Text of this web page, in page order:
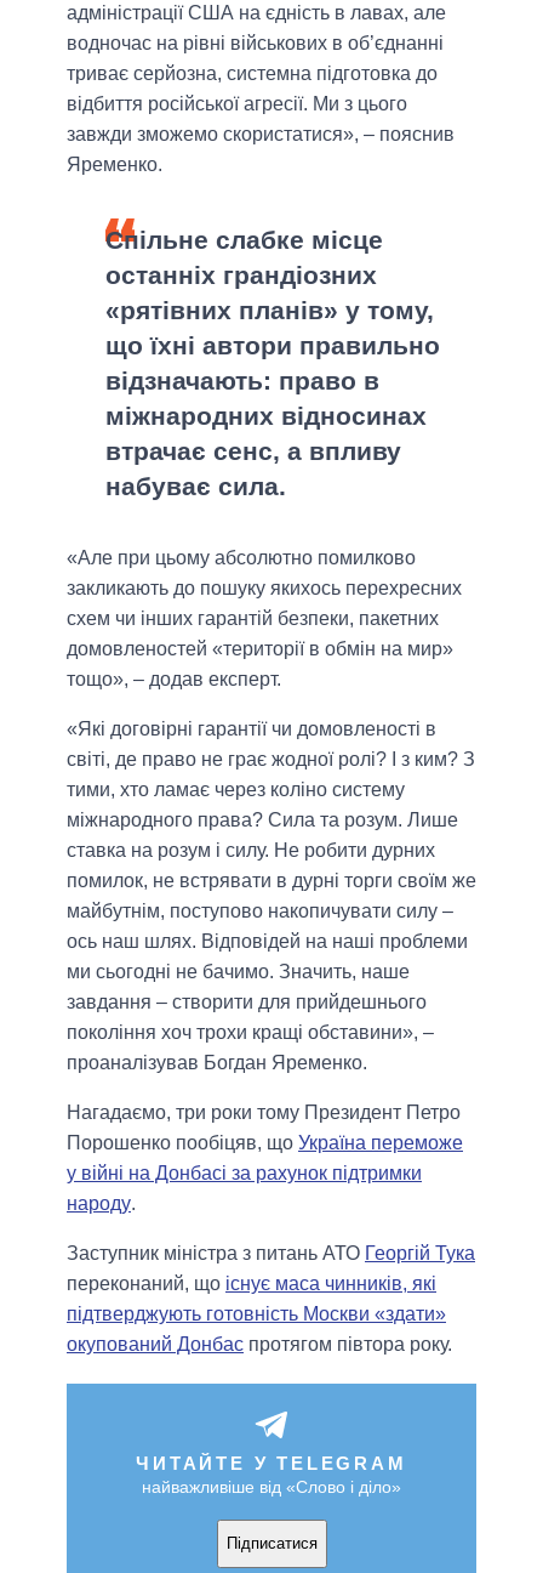
адміністрації США на єдність в лавах, але
водночас на рівні військових в об’єднанні
триває серйозна, системна підготовка до
відбиття російської агресії. Ми з цього
завжди зможемо скористатися», – пояснив
Яременко.
Спільне слабке місце
останніх грандіозних
«рятівних планів» у тому,
що їхні автори правильно
відзначають: право в
міжнародних відносинах
втрачає сенс, а впливу
набуває сила.
«Але при цьому абсолютно помилково
закликають до пошуку якихось перехресних
схем чи інших гарантій безпеки, пакетних
домовленостей «території в обмін на мир»
тощо», – додав експерт.
«Які договірні гарантії чи домовленості в
світі, де право не грає жодної ролі? І з ким? З
тими, хто ламає через коліно систему
міжнародного права? Сила та розум. Лише
ставка на розум і силу. Не робити дурних
помилок, не встрявати в дурні торги своїм же
майбутнім, поступово накопичувати силу –
ось наш шлях. Відповідей на наші проблеми
ми сьогодні не бачимо. Значить, наше
завдання – створити для прийдешнього
покоління хоч трохи кращі обставини», –
проаналізував Богдан Яременко.
Нагадаємо, три роки тому Президент Петро
Порошенко пообіцяв, що Україна переможе
у війні на Донбасі за рахунок підтримки
народу.
Заступник міністра з питань АТО Георгій Тука
переконаний, що існує маса чинників, які
підтверджують готовність Москви «здати»
окупований Донбас протягом півтора року.
ЧИТАЙТЕ У TELEGRAM
найважливіше від «Слово і діло»
Підписатися